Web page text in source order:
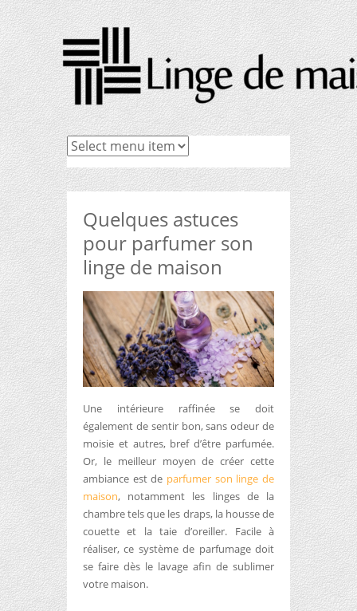
Quelques astuces
pour parfumer son
linge de maison
Une intérieure raffinée se doit
également de sentir bon, sans odeur de
moisie et autres, bref d’être parfumée.
Or, le meilleur moyen de créer cette
ambiance est de parfumer son linge de
maison, notamment les linges de la
chambre tels que les draps, la housse de
couette et la taie d’oreiller. Facile à
réaliser, ce système de parfumage doit
se faire dès le lavage afin de sublimer
votre maison.